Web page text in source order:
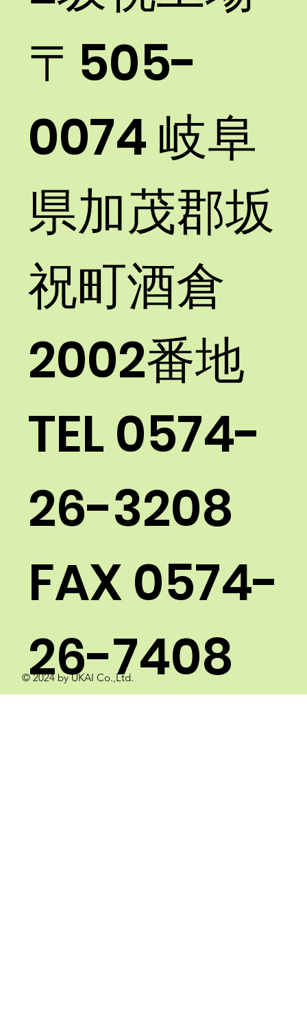
© 2024 by UKAI Co.,Ltd.
〒505-
0074 岐阜
県加茂郡坂
祝町酒倉
2002番地
TEL0574-
26-3208
FAX 0574-
26-7408​